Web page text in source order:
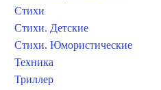
Стихи
Стихи. Детские
Стихи. Юмористические
Техника
Триллер